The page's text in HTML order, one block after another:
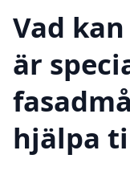
Vad
är
hjälpa